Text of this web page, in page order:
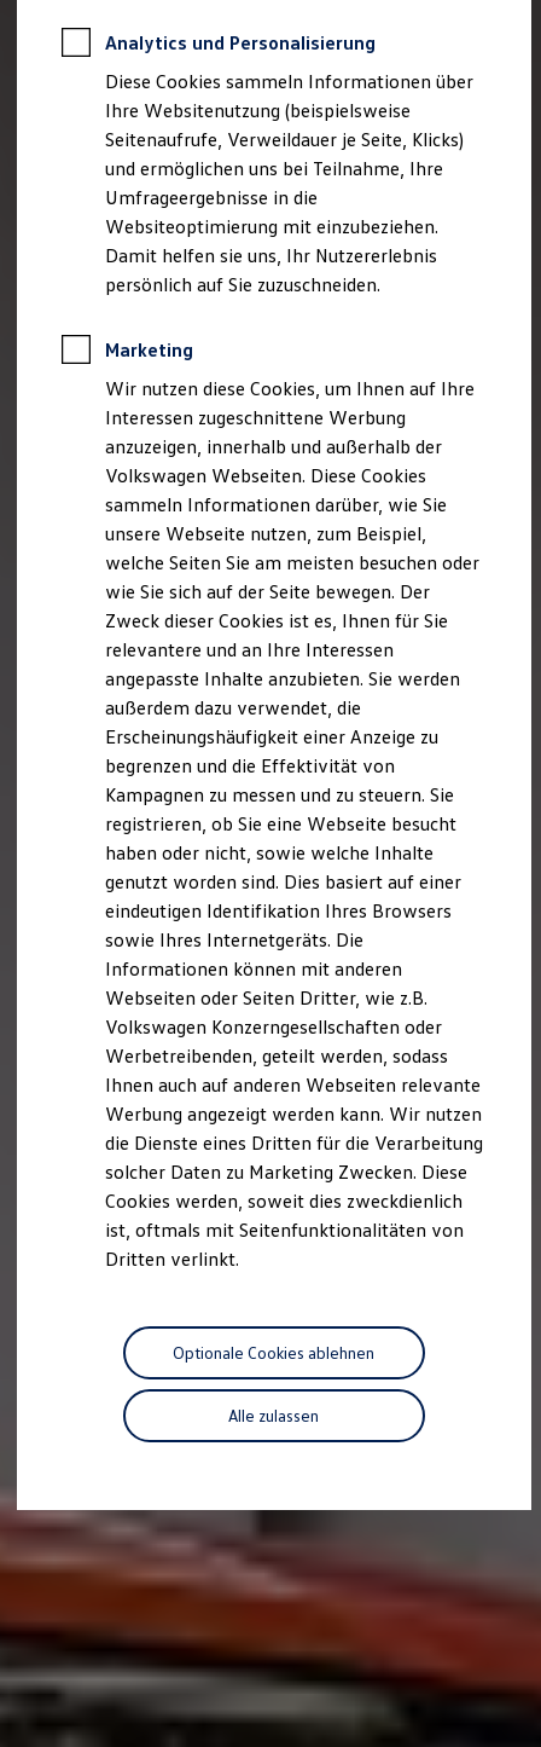
Professional Class bei Volkswagen
Behörden
Direktkunden
Sonderfahrzeuge
Anpfiff zum Gewinn
Elektromobilität
Elektroautos
ID. Tutorials
Elektrofahrzeugkonzepte
ID. EVERY1
Reichweite
Rekuperation
Laden unterwegs
Laden Zuhause
Ladestationen finden
Ladezeitensimulator
Batterie
Sicherheit
Nachhaltigkeit
Technologie
Kosten und Kauf
Kaufoptionen
E-Auto-Förderung
Software und Konnektivität
Die ID. Software 6
ID. Software Versionen und Updates
Digitale Extras
Schnittstellen zu Ihrem ID.
Hybridautos
Marke und Erlebnis
Volkswagen R und R Experience
R-Modelle
R Experience
Driving Experience
Volkswagen entdecken
Werkbesichtigung
Lifestyle Shop
T-Roc Kollektion
Golf Kollektion
ID. Kollektion
Volkswagen Kollektion
R-Kollektion
GTI Kollektion
Fußball Drop
we drive football
#wedriveproud
Besitzer und Service
Software Updates
Service und Ersatzteile
Motorenöl und Flüssigkeiten
Räder und Reifen
Pannen- und Unfallhilfe
Economy Service
Volkswagen Teile
Zubehör
Entertainment und Elektronik
Individualisieren
Wallbox und Ladekabel
Digitale Extras
Dienste für Ihr Modell finden
Handy und Fahrzeug verbinden
Updates für Software, Karten und Radio
Über Ihr Auto
Vorgängermodelle
Analytics und Personalisierung
Diese Cookies sammeln Informationen über
Ihre Websitenutzung (beispielsweise
Seitenaufrufe, Verweildauer je Seite, Klicks)
und ermöglichen uns bei Teilnahme, Ihre
Umfrageergebnisse in die
Websiteoptimierung mit einzubeziehen.
Damit helfen sie uns, Ihr Nutzererlebnis
persönlich auf Sie zuzuschneiden.
Marketing
Wir nutzen diese Cookies, um Ihnen auf Ihre
Interessen zugeschnittene Werbung
anzuzeigen, innerhalb und außerhalb der
Volkswagen Webseiten. Diese Cookies
sammeln Informationen darüber, wie Sie
unsere Webseite nutzen, zum Beispiel,
welche Seiten Sie am meisten besuchen oder
wie Sie sich auf der Seite bewegen. Der
Zweck dieser Cookies ist es, Ihnen für Sie
relevantere und an Ihre Interessen
angepasste Inhalte anzubieten. Sie werden
außerdem dazu verwendet, die
Erscheinungshäufigkeit einer Anzeige zu
begrenzen und die Effektivität von
Kampagnen zu messen und zu steuern. Sie
registrieren, ob Sie eine Webseite besucht
haben oder nicht, sowie welche Inhalte
genutzt worden sind. Dies basiert auf einer
eindeutigen Identifikation Ihres Browsers
sowie Ihres Internetgeräts. Die
Informationen können mit anderen
Webseiten oder Seiten Dritter, wie z.B.
Volkswagen Konzerngesellschaften oder
Werbetreibenden, geteilt werden, sodass
Ihnen auch auf anderen Webseiten relevante
Werbung angezeigt werden kann. Wir nutzen
die Dienste eines Dritten für die Verarbeitung
solcher Daten zu Marketing Zwecken. Diese
Cookies werden, soweit dies zweckdienlich
ist, oftmals mit Seitenfunktionalitäten von
Dritten verlinkt.
Alle zulassen
Optionale Cookies ablehnen